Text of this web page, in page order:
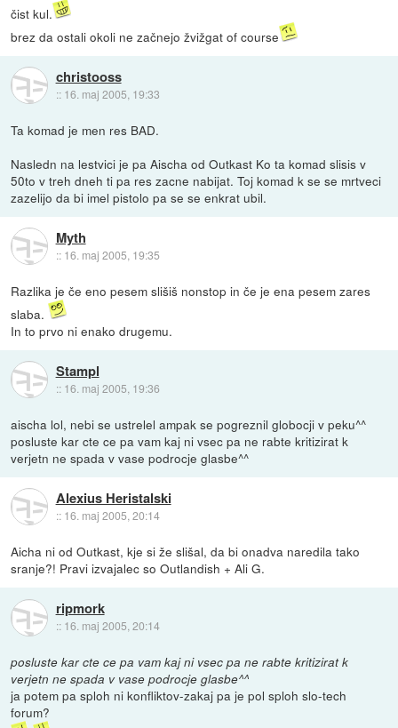
čist kul.
brez da ostali okoli ne začnejo žvižgat of course
christooss
:: 16. maj 2005, 19:33
Ta komad je men res BAD.
Nasledn na lestvici je pa Aischa od Outkast Ko ta komad slisis v
50to v treh dneh ti pa res zacne nabijat. Toj komad k se se mrtveci
zazelijo da bi imel pistolo pa se se enkrat ubil.
Myth
:: 16. maj 2005, 19:35
Razlika je če eno pesem slišiš nonstop in če je ena pesem zares
slaba.
In to prvo ni enako drugemu.
Stampl
:: 16. maj 2005, 19:36
aischa lol, nebi se ustrelel ampak se pogreznil globocji v peku^^
posluste kar cte ce pa vam kaj ni vsec pa ne rabte kritizirat k
verjetn ne spada v vase podrocje glasbe^^
Alexius Heristalski
:: 16. maj 2005, 20:14
Aicha ni od Outkast, kje si že slišal, da bi onadva naredila tako
sranje?! Pravi izvajalec so Outlandish + Ali G.
ripmork
:: 16. maj 2005, 20:14
posluste kar cte ce pa vam kaj ni vsec pa ne rabte kritizirat k
verjetn ne spada v vase podrocje glasbe^^
ja potem pa sploh ni konfliktov-zakaj pa je pol sploh slo-tech
forum?